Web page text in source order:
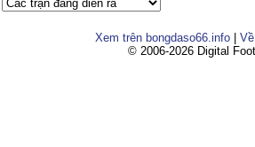
Xem trên bongdaso66.info
© 2006-2026 Digital